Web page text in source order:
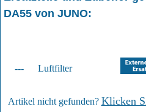
DA55 von JUNO:
--- Luftfilter
Artikel nicht gefunden? Klicken